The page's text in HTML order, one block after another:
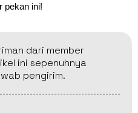
pekan ini!
dari member
ini sepenuhnya
pengirim.